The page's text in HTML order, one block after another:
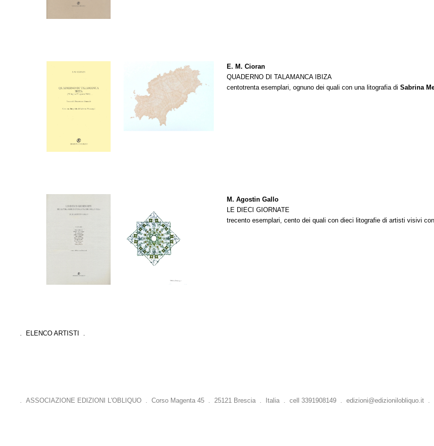
E. M. Cioran
QUADERNO DI TALAMANCA IBIZA
centotrenta esemplari, ognuno dei quali con una litografia di Sabrina
M. Agostin Gallo
LE DIECI GIORNATE
trecento esemplari, cento dei quali con dieci litografie di artisti visivi
. ELENCO ARTISTI .
. ASSOCIAZIONE EDIZIONI L'OBLIQUO . Corso Magenta 45 . 25121 Brescia . Italia . cell 3391908149 .edizioni@edizionilobliquo.it .